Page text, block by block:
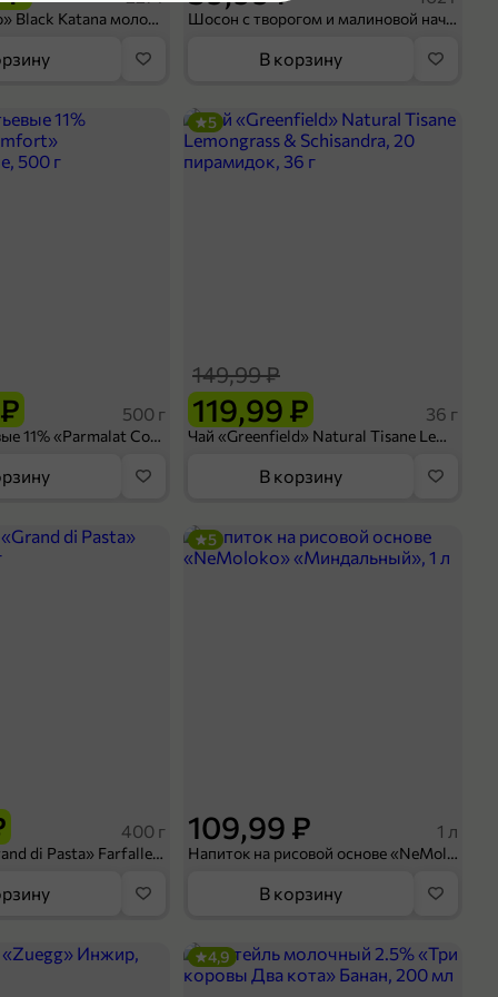
Кофе «Bushido» Black Katana молотый, 227 г Шосон с творогом и малиновой начинкой, 102 г
В корзину
500 г
Сливки питьевые 11% «Parmalat Comfort» безлактозные, 500 г
119,99 ₽
149,99 ₽
36 г
Чай «Greenfield» Natural Tisane Lemongrass & Schisandra, 20 пирамидок, 36 г
5
В корзину
400 г
Макароны «Grand di Pasta» Farfalle, 400 г
109,99 ₽ 1 л
Напиток на рисовой основе «NeMoloko» «Миндальный», 1 л
5
В корзину
4,9